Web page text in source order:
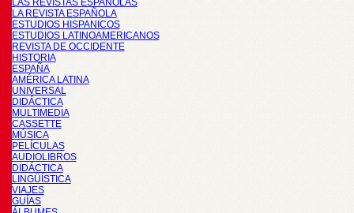
LAS REVISTAS ESPANOLAS
LA REVISTA ESPAÑOLA
ESTUDIOS HISPANICOS
ESTUDIOS LATINOAMERICANOS
REVISTA DE OCCIDENTE
HISTORIA
ESPAÑA
AMÉRICA LATINA
UNIVERSAL
DIDÁCTICA
MULTIMEDIA
CASSETTE
MÚSICA
PELÍCULAS
AUDIOLIBROS
DIDÁCTICA
LINGÜÍSTICA
VIAJES
GUÍAS